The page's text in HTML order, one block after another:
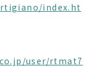
index.ht
user/rtmat7